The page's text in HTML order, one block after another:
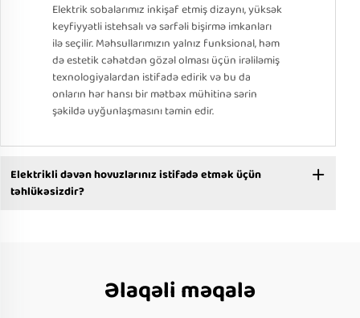
Elektrik sobalarımız inkişaf etmiş dizaynı, yüksək
keyfiyyətli istehsalı və sərfəli bişirmə imkanları
ilə seçilir. Məhsullarımızın yalnız funksional, həm
də estetik cəhətdən gözəl olması üçün irəliləmiş
texnologiyalardan istifadə edirik və bu da
onların hər hansı bir mətbəx mühitinə sərin
şəkildə uyğunlaşmasını təmin edir.
Elektrikli dəvən hovuzlarınız istifadə etmək üçün
təhlükəsizdir?
Əlaqəli məqalə